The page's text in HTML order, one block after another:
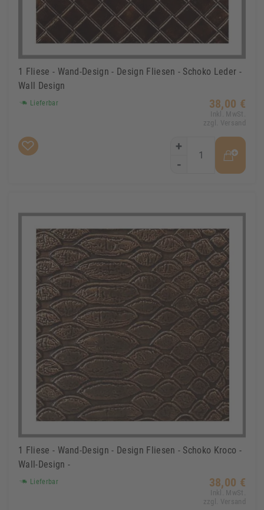
1 Fliese - Wand-Design - Design Fliesen - Schoko Leder -
Wall Design
Lieferbar 38,00 €
Inkl. MwSt.
zzgl. Versand
+
-
1 Fliese - Wand-Design - Design Fliesen - Schoko Kroco -
Wall-Design -
Lieferbar 38,00 €
Inkl. MwSt.
zzgl. Versand